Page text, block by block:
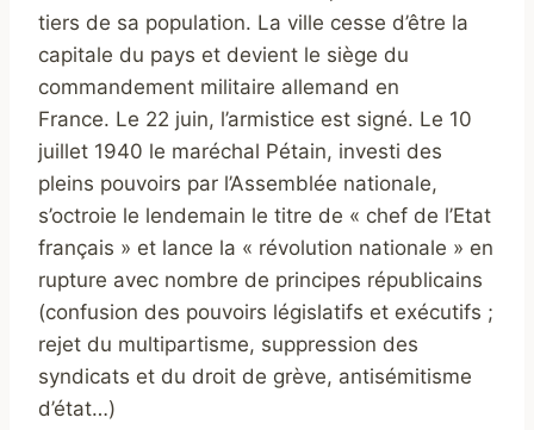
tiers de sa population. La ville cesse d’être la
capitale du pays et devient le siège du
commandement militaire allemand en
France. Le 22 juin, l’armistice est signé. Le 10
juillet 1940 le maréchal Pétain, investi des
pleins pouvoirs par l’Assemblée nationale,
s’octroie le lendemain le titre de « chef de l’Etat
français » et lance la « révolution nationale » en
rupture avec nombre de principes républicains
(confusion des pouvoirs législatifs et exécutifs ;
rejet du multipartisme, suppression des
syndicats et du droit de grève, antisémitisme
d’état…)